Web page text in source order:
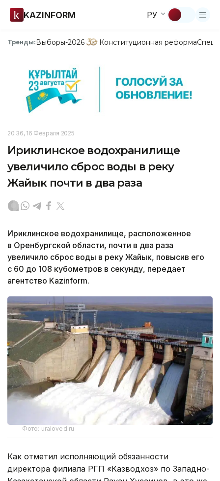
KAZINFORM РУ
Тренды:Выборы-2026 Конституционная реформа
20:36, 16 Февраля 2025
Ириклинское водохранилище
увеличило сброс воды в реку
Жайык почти в два раза
Ириклинское водохранилище, расположенное
в Оренбургской области, почти в два раза
увеличило сброс воды в реку Жайык, повысив его
с 60 до 108 кубометров в секунду, передает
агентство Kazinform.
Фото: uraloved.ru
Как отметил исполняющий обязанности
директора филиала РГП «Казводхоз» по Западно-